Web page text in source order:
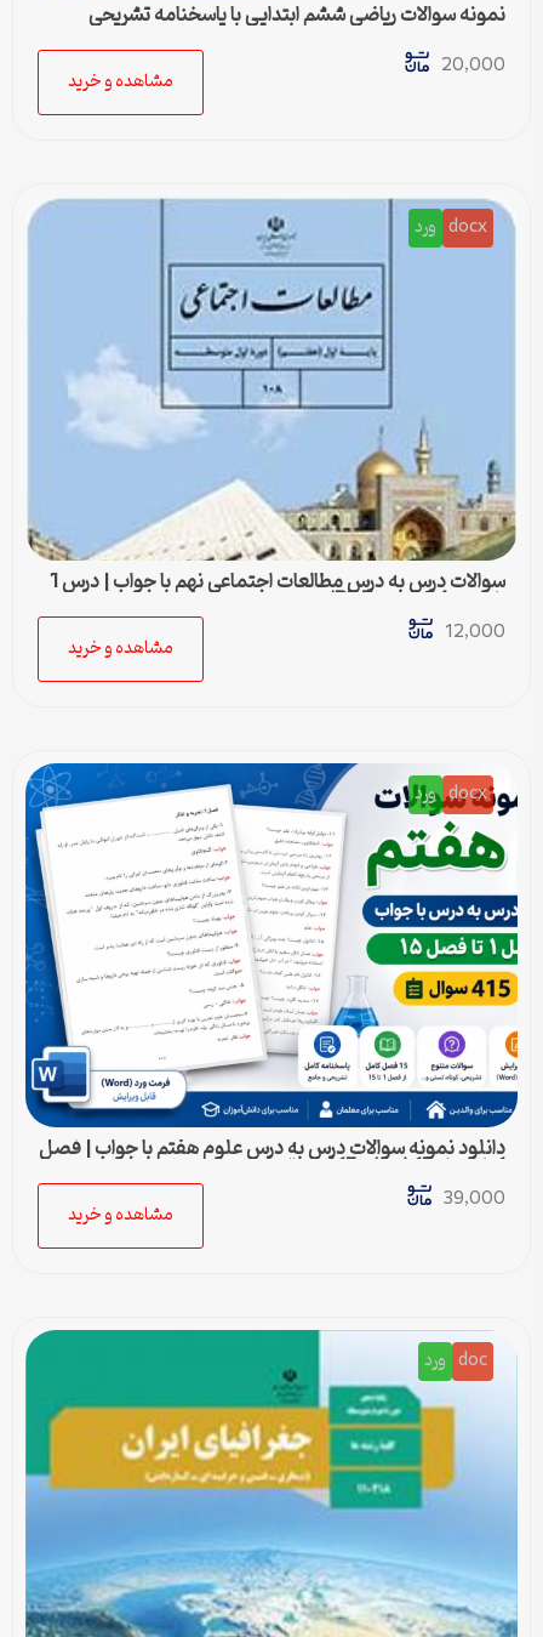
نمونه سوالات ریاضی ششم ابتدایی با پاسخنامه تشریحی
20,000
مشاهده و خرید
docx ورد
سوالات درس به درس مطالعات اجتماعی نهم با جواب | درس 1
تا درس 24 (ورد و PDF)
12,000
مشاهده و خرید
docx ورد
دانلود نمونه سوالات درس به درس علوم هفتم با جواب | فصل
1 تا فصل 15 (ورد) – 415 سوال
39,000
مشاهده و خرید
doc ورد